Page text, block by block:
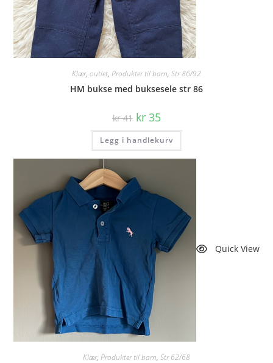
Klær, outlet, Produkter til barn, Str 86/92
HM bukse med buksesele str 86
kr41 Opprinnelig
pris
var:
kr 41.
kr35Nåværende
pris
er:
kr 35.
Legg i handlekurv
Quick View
Klær, Produkter til barn, Str 62/68